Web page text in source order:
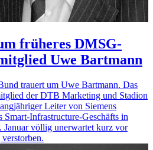
früheres DMSG-
Uwe Bartmann
trauert um Uwe Bartmann. Das
der DTB Marketing und Stadion
Leiter von Siemens
Smart-Infrastructure-Geschäfts in
Januar völlig unerwartet kurz vor